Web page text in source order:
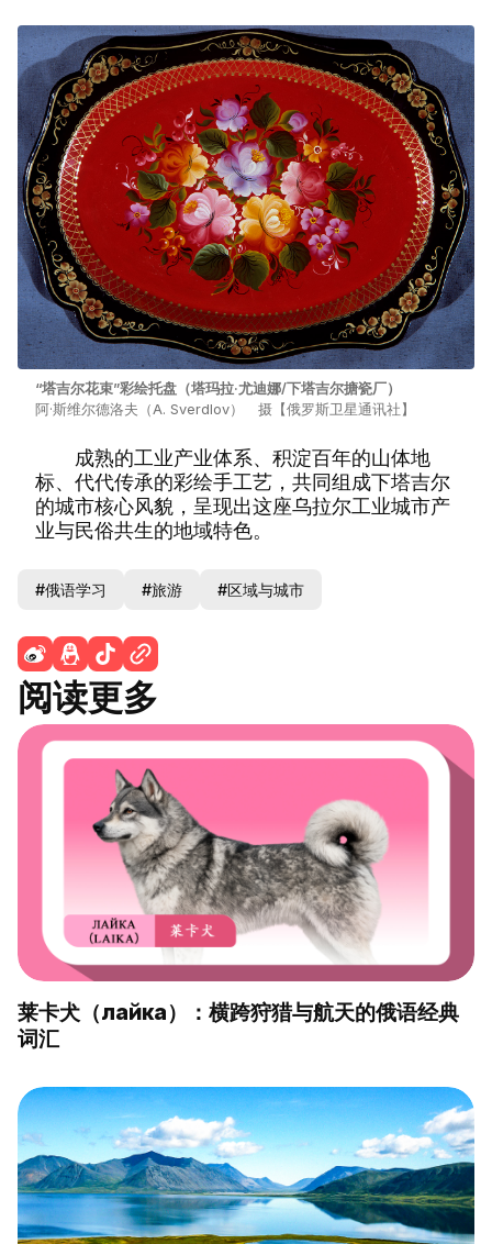
“塔吉尔花束”彩绘托盘（塔玛拉·尤迪娜/下塔吉尔搪瓷厂）
阿·斯维尔德洛夫（A. Sverdlov） 摄【俄罗斯卫星通讯社】
成熟的工业产业体系、积淀百年的山体地
标、代代传承的彩绘手工艺，共同组成下塔吉尔
的城市核心风貌，呈现出这座乌拉尔工业城市产
业与民俗共生的地域特色。
#俄语学习 #旅游 #区域与城市
阅读更多
莱卡犬（лайка）：横跨狩猎与航天的俄语经典
词汇